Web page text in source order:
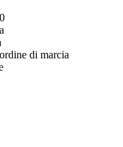
di marcia